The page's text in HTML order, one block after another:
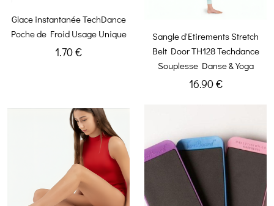
Glace instantanée TechDance
Poche de Froid Usage Unique
1.70 €
Sangle d'Etirements Stretch
Belt Door TH128 Techdance
Souplesse Danse & Yoga
16.90 €